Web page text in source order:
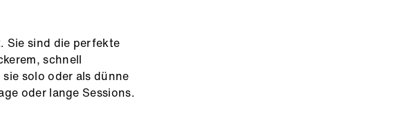
Sie sind die perfekte
schnell
solo oder als dünne
oder lange Sessions.